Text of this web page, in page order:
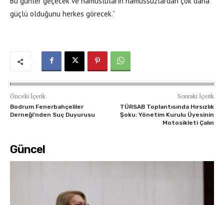
güçlü olduğunu herkes görecek.”
Önceki İçerik
Bodrum Fenerbahçeliler
Derneği’nden Suç Duyurusu
Sonraki İçerik
TÜRSAB Toplantısında Hırsızlık
Şoku: Yönetim Kurulu Üyesinin
Motosikleti Çalın
Güncel